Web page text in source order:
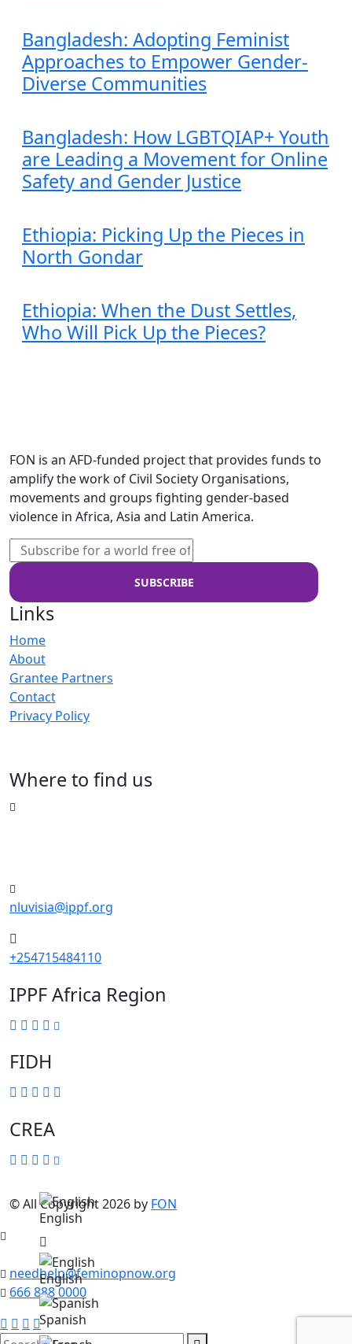
Bangladesh: Adopting Feminist
Approaches to Empower Gender-
Diverse Communities
Bangladesh: How LGBTQIAP+ Youth
are Leading a Movement for Online
Safety and Gender Justice
Ethiopia: Picking Up the Pieces in
North Gondar
Ethiopia: When the Dust Settles,
Who Will Pick Up the Pieces?
FON is an AFD-funded project that provides funds to
amplify the work of Civil Society Organisations,
movements and groups fighting gender-based
violence in Africa, Asia and Latin America.
Links
Home
About
Grantee Partners
Contact
Privacy Policy
Where to find us
nluvisia@ippf.org
+254715484110
IPPF Africa Region
FIDH
CREA
© All Copyright 2026 by FON
English
English
Spanish
needhelp@feminopnow.org
666 888 0000